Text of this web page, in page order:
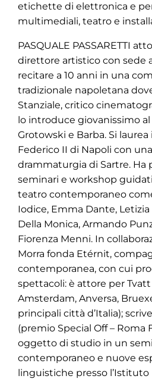
etichette di elettronica e
multimediali, teatro e
PASQUALE PASSARETTI
direttore artistico con sede
recitare a 10 anni in una
tradizionale napoletana
Stanziale, critico
lo introduce giovanissimo
Grotowski e Barba. Si
Federico II di Napoli con
drammaturgia di Sartre. Ha
seminari e workshop
teatro contemporaneo
Iodice, Emma Dante, Letizia
Della Monica, Armando
Fiorenza Menni. In
Morra fonda Etérnit,
contemporanea, con cui
spettacoli: è attore per
Amsterdam, Anversa,
principali città d’Italia);
(premio Special Off – Roma
oggetto di studio in un
contemporaneo e nuove
linguistiche presso